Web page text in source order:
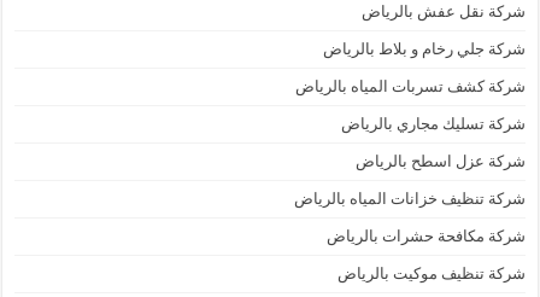
شركة نقل عفش بالرياض
شركة جلي رخام و بلاط بالرياض
شركة كشف تسربات المياه بالرياض
شركة تسليك مجاري بالرياض
شركة عزل اسطح بالرياض
شركة تنظيف خزانات المياه بالرياض
شركة مكافحة حشرات بالرياض
شركة تنظيف موكيت بالرياض